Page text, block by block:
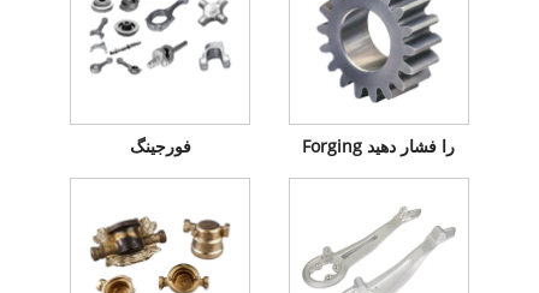
فورجینگ Forging را فشار دهید